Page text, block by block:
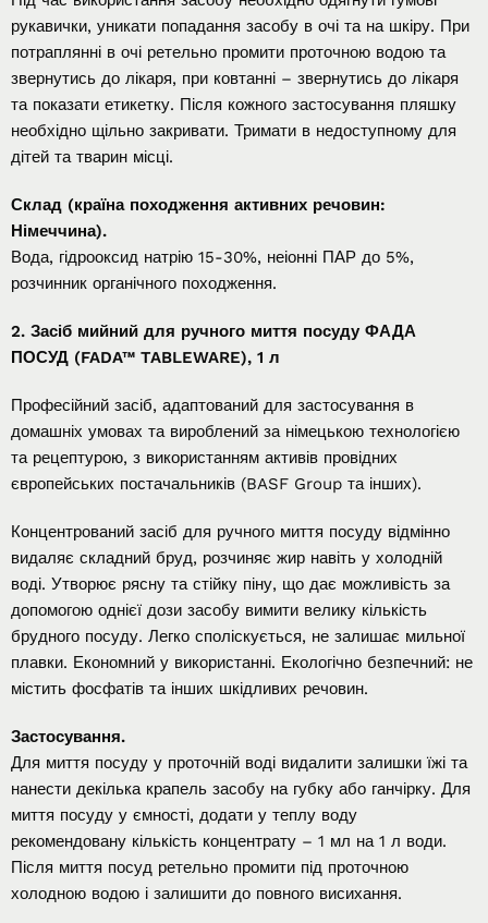
рукавички, уникати попадання засобу в очі та на шкіру. При
потраплянні в очі ретельно промити проточною водою та
звернутись до лікаря, при ковтанні – звернутись до лікаря
та показати етикетку. Після кожного застосування пляшку
необхідно щільно закривати. Тримати в недоступному для
дітей та тварин місці.
Склад (країна походження активних речовин:
Німеччина).
Вода, гідрооксид натрію 15-30%, неіонні ПАР до 5%,
розчинник органічного походження.
2. Засіб мийний для ручного миття посуду ФАДА
ПОСУД (FADA™ TABLEWARE), 1 л
Професійний засіб, адаптований для застосування в
домашніх умовах та вироблений за німецькою технологією
та рецептурою, з використанням активів провідних
європейських постачальників (BASF Group та інших).
Концентрований засіб для ручного миття посуду відмінно
видаляє складний бруд, розчиняє жир навіть у холодній
воді. Утворює рясну та стійку піну, що дає можливість за
допомогою однієї дози засобу вимити велику кількість
брудного посуду. Легко споліскується, не залишає мильної
плавки. Економний у використанні. Екологічно безпечний: не
містить фосфатів та інших шкідливих речовин.
Застосування.
Для миття посуду у проточній воді видалити залишки їжі та
нанести декілька крапель засобу на губку або ганчірку. Для
миття посуду у ємності, додати у теплу воду
рекомендовану кількість концентрату – 1 мл на 1 л води.
Після миття посуд ретельно промити під проточною
холодною водою і залишити до повного висихання.